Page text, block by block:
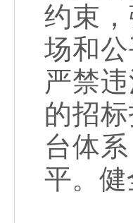
约束
场和
严禁
的招
台体
平。